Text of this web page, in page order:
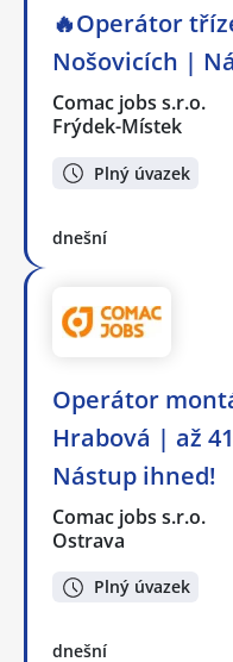
🔥Operátor
Nošovicích |
Comac jobs s.r.o.
Frýdek-Místek
Plný úvazek
dnešní
Operátor
Hrabová | až
Nástup ihned!
Comac jobs s.r.o.
Ostrava
Plný úvazek
dnešní